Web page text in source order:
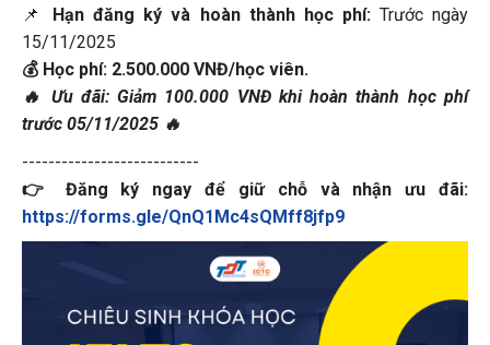
📌
Hạn đăng ký và hoàn thành học phí:Trước ngày
15/11/2025
💰 Học phí: 2.500.000 VNĐ/học viên.
🔥 Ưu đãi: Giảm 100.000 VNĐ khi hoàn thành học phí
trước 05/11/2025 🔥
---------------------------
👉 Đăng ký ngay để giữ chỗ và nhận ưu đãi:
https://forms.gle/QnQ1Mc4sQMff8jfp9